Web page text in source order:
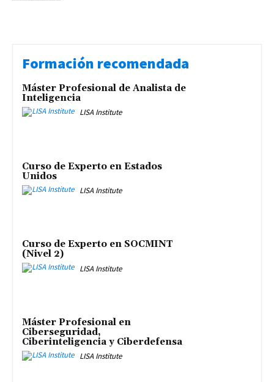
Formación recomendada
Máster Profesional de Analista de
Inteligencia
LISA Institute
Curso de Experto en Estados
Unidos
LISA Institute
Curso de Experto en SOCMINT
(Nivel 2)
LISA Institute
Máster Profesional en
Ciberseguridad,
Ciberinteligencia y Ciberdefensa
LISA Institute